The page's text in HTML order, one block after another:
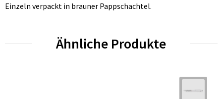
Einzeln verpackt in brauner Pappschachtel.
Ähnliche Produkte